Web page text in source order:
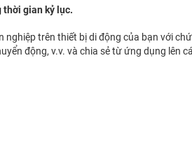
gian kỷ lục.
nghiệp trên thiết bị di động của bạn với
động, v.v. và chia sẻ từ ứng dụng lên